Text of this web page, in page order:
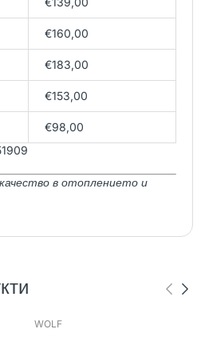
€160,00
€183,00
€153,00
€98,00
в отоплението и
WOLF